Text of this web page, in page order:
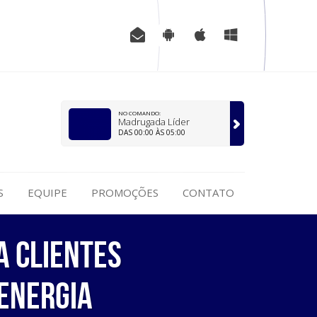
NO COMANDO:
Madrugada Líder
DAS 00:00 ÀS 05:00
EQUIPE PROMOÇÕES CONTATO
clientes